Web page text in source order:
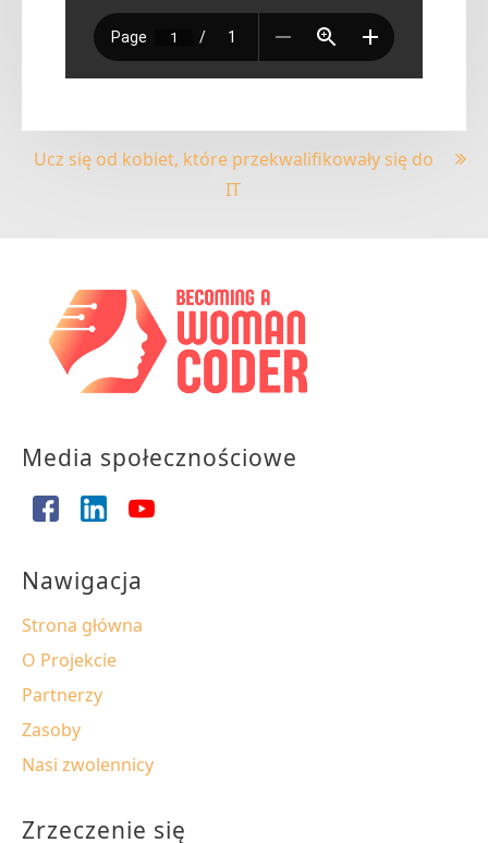
Nawigacja
Ucz się od kobiet, które przekwalifikowały się do
IT
Media społecznościowe
Nawigacja
Strona główna
O Projekcie
Partnerzy
Zasoby
Nasi zwolennicy
Zrzeczenie się